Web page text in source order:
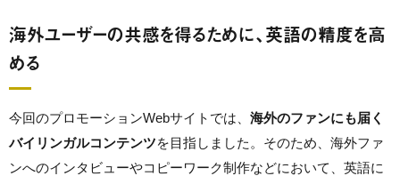
海外ユーザーの共感を得るために、英語の精度を高
める
今回のプロモーションWebサイトでは、 海外のファンにも届く
バイリンガルコンテンツを目指しました。そのため、海外ファ
ンへのインタビューやコピーワーク制作などにおいて、英語に